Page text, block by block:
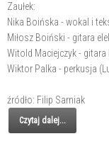
Zaułek:
Nika Boińska - wokal i
Miłosz Boiński - gitara
Witold Maciejczyk -
Wiktor Palka - perkusja
źródło: Filip Sarniak
Czytaj dalej...